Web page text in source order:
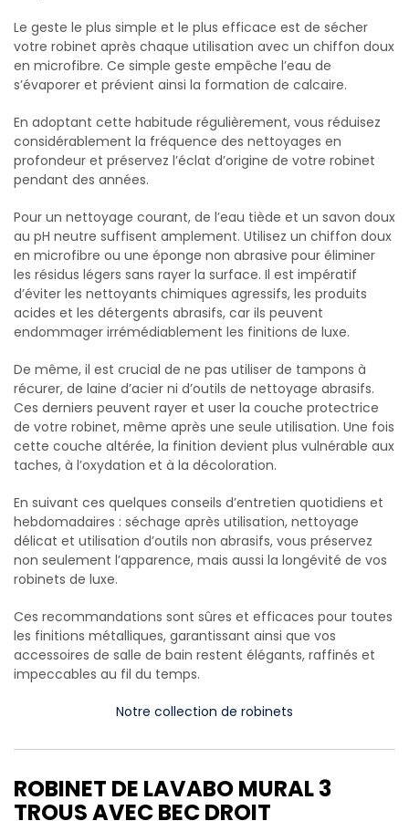
Le geste le plus simple et le plus efficace est de sécher
votre robinet après chaque utilisation avec un chiffon doux
en microfibre. Ce simple geste empêche l’eau de
s’évaporer et prévient ainsi la formation de calcaire.
En adoptant cette habitude régulièrement, vous réduisez
considérablement la fréquence des nettoyages en
profondeur et préservez l’éclat d’origine de votre robinet
pendant des années.
Pour un nettoyage courant, de l’eau tiède et un savon doux
au pH neutre suffisent amplement. Utilisez un chiffon doux
en microfibre ou une éponge non abrasive pour éliminer
les résidus légers sans rayer la surface. Il est impératif
d’éviter les nettoyants chimiques agressifs, les produits
acides et les détergents abrasifs, car ils peuvent
endommager irrémédiablement les finitions de luxe.
De même, il est crucial de ne pas utiliser de tampons à
récurer, de laine d’acier ni d’outils de nettoyage abrasifs.
Ces derniers peuvent rayer et user la couche protectrice
de votre robinet, même après une seule utilisation. Une fois
cette couche altérée, la finition devient plus vulnérable aux
taches, à l’oxydation et à la décoloration.
En suivant ces quelques conseils d’entretien quotidiens et
hebdomadaires : séchage après utilisation, nettoyage
délicat et utilisation d’outils non abrasifs, vous préservez
non seulement l’apparence, mais aussi la longévité de vos
robinets de luxe.
Ces recommandations sont sûres et efficaces pour toutes
les finitions métalliques, garantissant ainsi que vos
accessoires de salle de bain restent élégants, raffinés et
impeccables au fil du temps.
Notre collection de robinets
ROBINET DE LAVABO MURAL 3
TROUS AVEC BEC DROIT